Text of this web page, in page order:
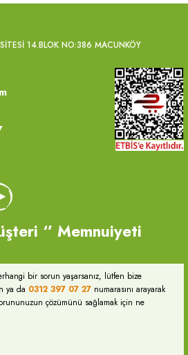
14.BLOK NO:386 MACUNKÖY
‘’ Memnuiyeti
bir sorun yaşarsanız, lütfen bize
ya da 0312 397 07 27 numarasını arayarak
çözümünü sağlamak için ne